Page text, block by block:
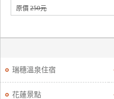
原價250元
瑞穗溫泉住宿
花蓮景點